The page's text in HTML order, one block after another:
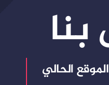
الموقع الحالي